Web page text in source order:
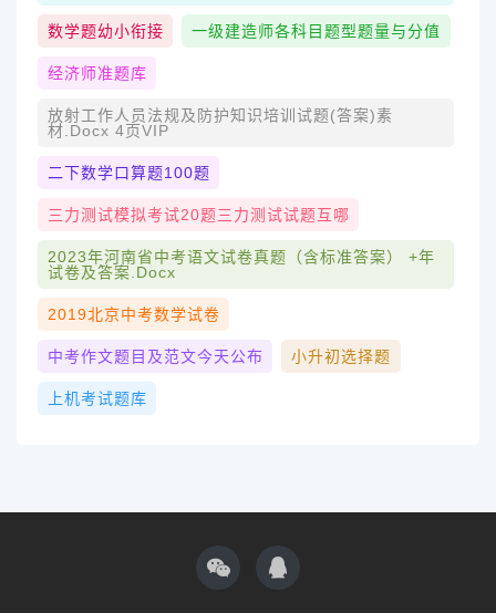
数学题幼小衔接 一级建造师各科目题型题量与分值
经济师准题库
放射工作人员法规及防护知识培训试题(答案)素
材.docx 4页VIP
二下数学口算题100题
三力测试模拟考试20题三力测试试题互哪
2023年河南省中考语文试卷真题（含标准答案） +年
试卷及答案.docx
2019北京中考数学试卷
中考作文题目及范文今天公布 小升初选择题
上机考试题库